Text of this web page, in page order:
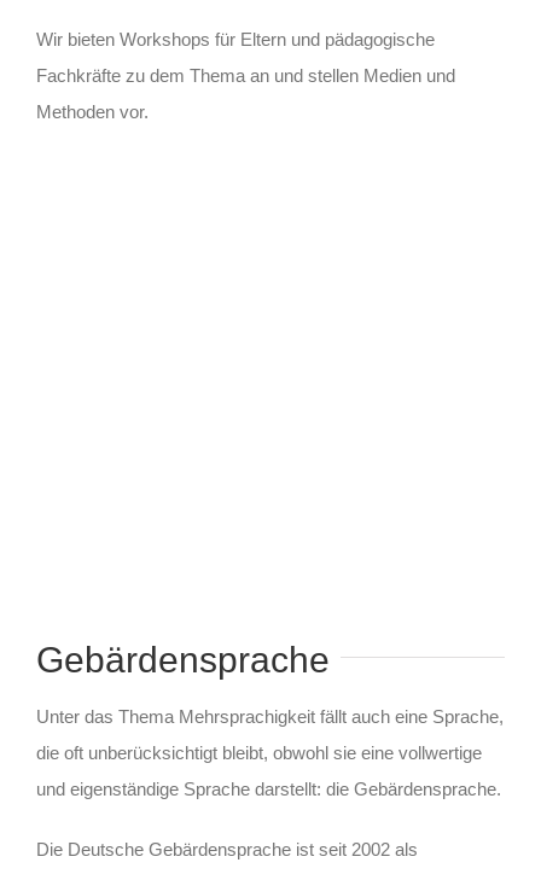
Wir bieten Workshops für Eltern und pädagogische
Fachkräfte zu dem Thema an und stellen Medien und
Methoden vor.
Gebärdensprache
Unter das Thema Mehrsprachigkeit fällt auch eine Sprache,
die oft unberücksichtigt bleibt, obwohl sie eine vollwertige
und eigenständige Sprache darstellt: die Gebärdensprache.
Die Deutsche Gebärdensprache ist seit 2002 als